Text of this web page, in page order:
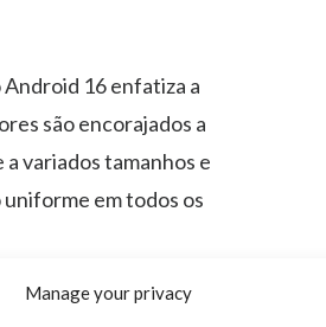
Manage your privacy
16 enfatiza a
são encorajados a
variados tamanhos e
em todos os
voltadas para o